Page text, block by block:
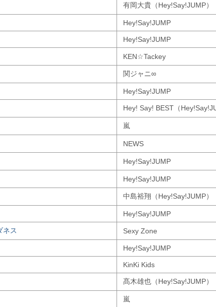
有岡大貴（Hey!Say!JUMP）
Hey!Say!JUMP
Hey!Say!JUMP
KEN☆Tackey
関ジャニ∞
Hey!Say!JUMP
Hey! Say! BEST（
嵐
NEWS
Hey!Say!JUMP
Hey!Say!JUMP
中島裕翔（Hey!Say!JUMP）
Hey!Say!JUMP
ネス Sexy Zone
Hey!Say!JUMP
KinKi Kids
髙木雄也（Hey!Say!JUMP）
嵐